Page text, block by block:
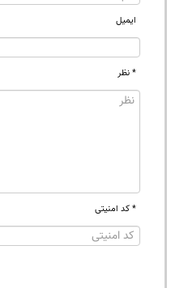
ایمیل
* نظر
* کد امنیتی